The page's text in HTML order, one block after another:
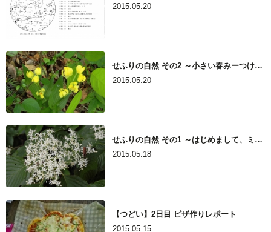
2015.05.20
せふりの自然 その2 ～小さい春みーつけた!～
2015.05.20
せふりの自然 その1 ～はじめまして、ミズキです～
2015.05.18
【つどい】2日目 ピザ作りレポート
2015.05.15